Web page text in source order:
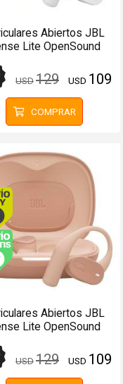
Abiertos JBL
Lite OpenSound
32Hs Blanco
USD129 USD 109
COMPRAR
Envío hoy.
Envío gratis (Ver
Abiertos JBL
Lite OpenSound
32Hs Beige
USD129 USD 109